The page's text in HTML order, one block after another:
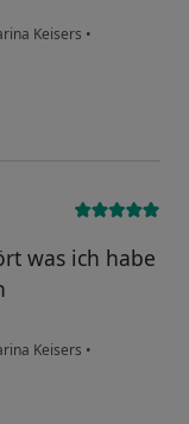
Keisers •
was ich habe
Keisers •